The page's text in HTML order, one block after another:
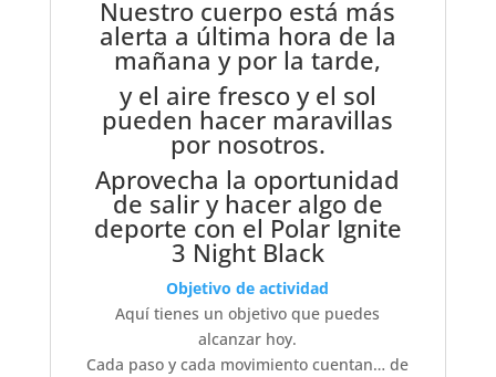
Nuestro cuerpo está más
alerta a última hora de la
mañana y por la tarde,
y el aire fresco y el sol
pueden hacer maravillas
por nosotros.
Aprovecha la oportunidad
de salir y hacer algo de
deporte con el Polar Ignite
3 Night Black
Objetivo de actividad
Aquí tienes un objetivo que puedes
alcanzar hoy.
Cada paso y cada movimiento cuentan… de